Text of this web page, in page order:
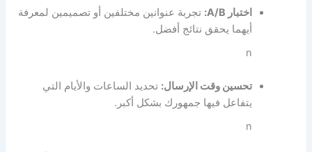
اختبار A/B:
تجربة عنوانين مختلفين أو تصميمين لمعرفة
أيهما يحقق نتائج أفضل.
n
تحسين وقت الإرسال: تحديد الساعات والأيام التي
يتفاعل فيها جمهورك بشكل أكبر.
n